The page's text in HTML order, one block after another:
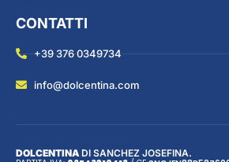
CONTATTI
+39 376 0349734
info@dolcentina.com
DOLCENTINA DI SANCHEZ JOSEFINA.